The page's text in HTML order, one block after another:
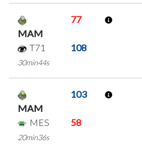
MAM
77
T71 108
30min44s
MAM
103
MES 58
20min36s